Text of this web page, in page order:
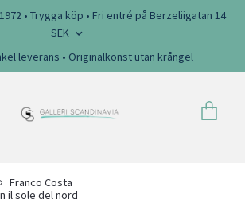
• Trygga köp • Fri entré på Berzeliigatan 14
SEK
leverans • Originalkonst utan krångel
Franco Costa
il sole del nord